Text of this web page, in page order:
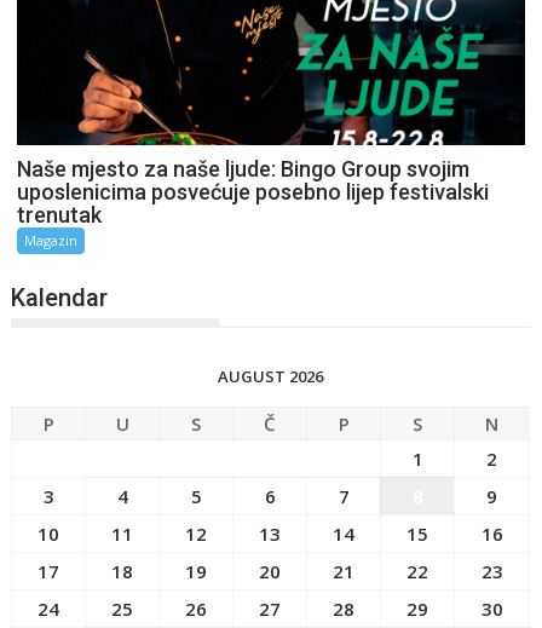
Naše mjesto za naše ljude: Bingo Group svojim
uposlenicima posvećuje posebno lijep festivalski
trenutak
Magazin
Kalendar
AUGUST 2026
P U S Č P S
N
1
2
3
4 5 6 7
9
10
11 12 13 14 15
16
17
18 19 20 21 22
23
24
25 26 27 28 29
30